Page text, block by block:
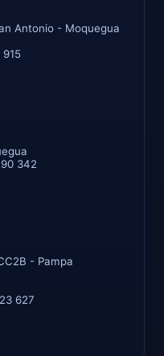
Antonio - Moquegua
342
- Pampa
627